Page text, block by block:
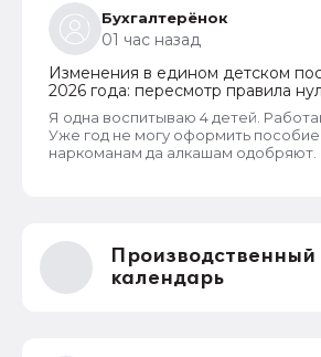
площади жилья и количества
такой площади, приходящихся на
семьи. В пособии отказывают
собственности семьи находятся
квартиры или жилых дома. Такая
считаться нуждающейся.
Бухгалтерёнок
01 час назад
Изменения в едином детском
2026 года: пересмотр правила
новый порядок оформления
пребывания
Я одна воспитываю 4 детей.
Уже год не могу оформить
наркоманам да алкашам одобряют.
Производственный
календарь